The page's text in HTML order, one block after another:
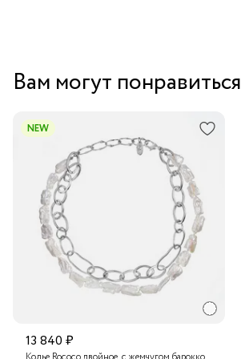
Вам могут понравиться
NEW
13 840 ₽